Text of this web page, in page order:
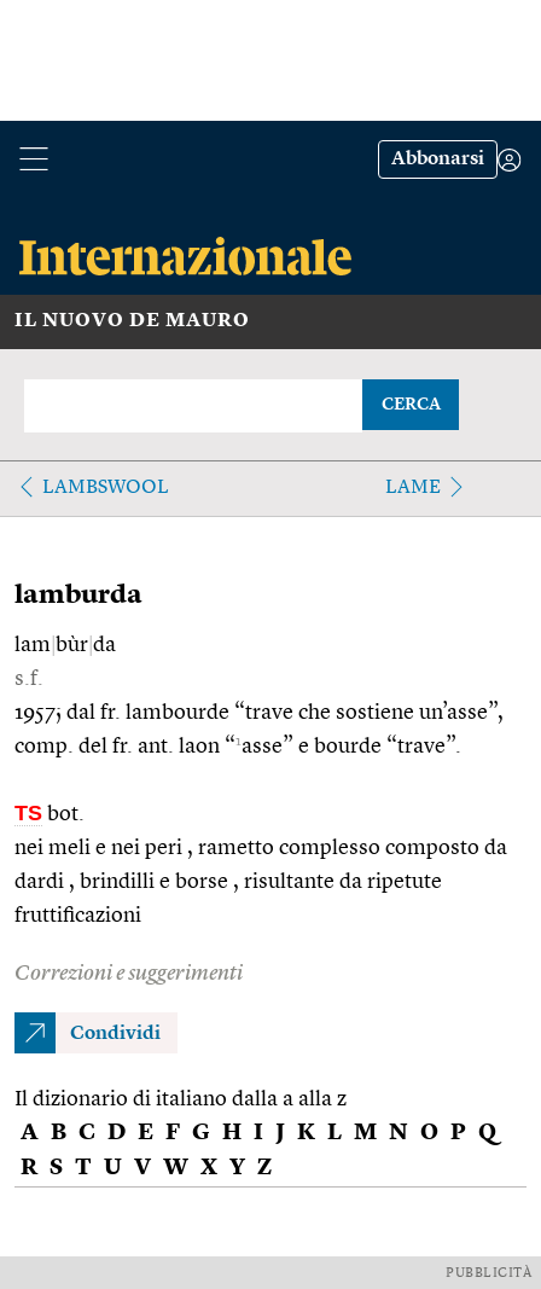
Abbonarsi
IL NUOVO DE MAURO
CERCA
LAMBSWOOL LAME
lamburda
lam bùr da
s.f.
1957; dal fr. lambourde “trave che sostiene un’asse”,
comp. del fr. ant. laon “1asse” e bourde “trave”.
TS bot.
nei meli e nei peri , rametto complesso composto da
dardi , brindilli e borse , risultante da ripetute
fruttificazioni
Correzioni e suggerimenti
Condividi
Il dizionario di italiano dalla a alla z
A B C D E F G H I J K L M N O P Q
R S T U V W X Y Z
PUBBLICITÀ